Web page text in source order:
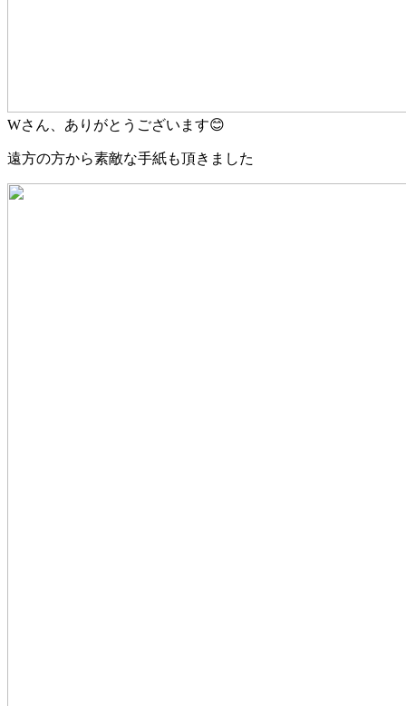
Wさん、ありがとうございます😊
遠方の方から素敵な手紙も頂きました